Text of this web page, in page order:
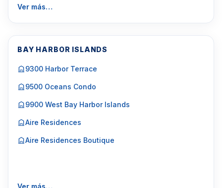
Ver más…
BAY HARBOR ISLANDS
9300 Harbor Terrace
9500 Oceans Condo
9900 West Bay Harbor Islands
Aire Residences
Aire Residences Boutique
Ver más…